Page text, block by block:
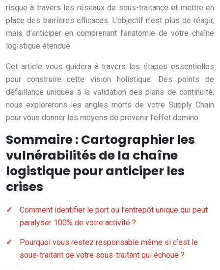
risque à travers les réseaux de sous-traitance et mettre en
place des barrières efficaces. L’objectif n’est plus de réagir,
mais d’anticiper en comprenant l’anatomie de votre chaîne
logistique étendue.
Cet article vous guidera à travers les étapes essentielles
pour construire cette vision holistique. Des points de
défaillance uniques à la validation des plans de continuité,
nous explorerons les angles morts de votre Supply Chain
pour vous donner les moyens de prévenir l’effet domino.
Sommaire : Cartographier les
vulnérabilités de la chaîne
logistique pour anticiper les
crises
Comment identifier le port ou l’entrepôt unique qui peut
paralyser 100% de votre activité ?
Pourquoi vous restez responsable même si c’est le
sous-traitant de votre sous-traitant qui échoue ?